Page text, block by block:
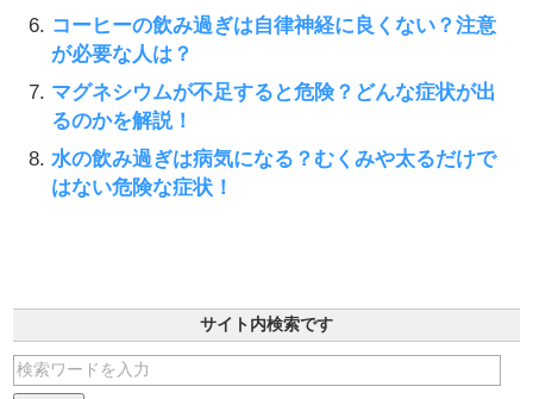
コーヒーの飲み過ぎは自律神経に良くない？注意
が必要な人は？
マグネシウムが不足すると危険？どんな症状が出
るのかを解説！
水の飲み過ぎは病気になる？むくみや太るだけで
はない危険な症状！
サイト内検索です